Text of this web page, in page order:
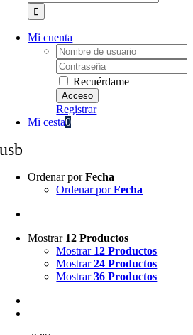
Mi cuenta
Username:
Password:
Recuérdame
Registrar
Mi cesta0
usb
Ordenar porFecha
Ordenar porFecha
Mostrar 12 Productos
Mostrar 12 Productos
Mostrar24 Productos
Mostrar36 Productos